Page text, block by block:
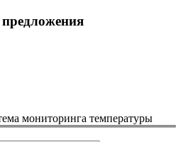
мониторинга температуры